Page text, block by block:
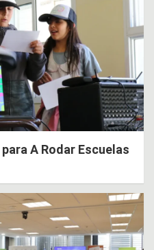
A Rodar Escuelas